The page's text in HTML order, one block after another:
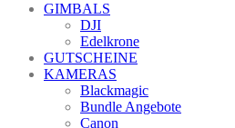
GIMBALS
DJI
Edelkrone
GUTSCHEINE
KAMERAS
Blackmagic
Bundle Angebote
Canon